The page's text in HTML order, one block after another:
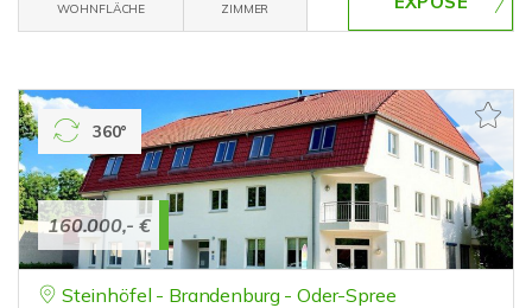
WOHNFLÄCHE
ZIMMER
160.000,- €
360°
Steinhöfel - Brandenburg - Oder-Spree